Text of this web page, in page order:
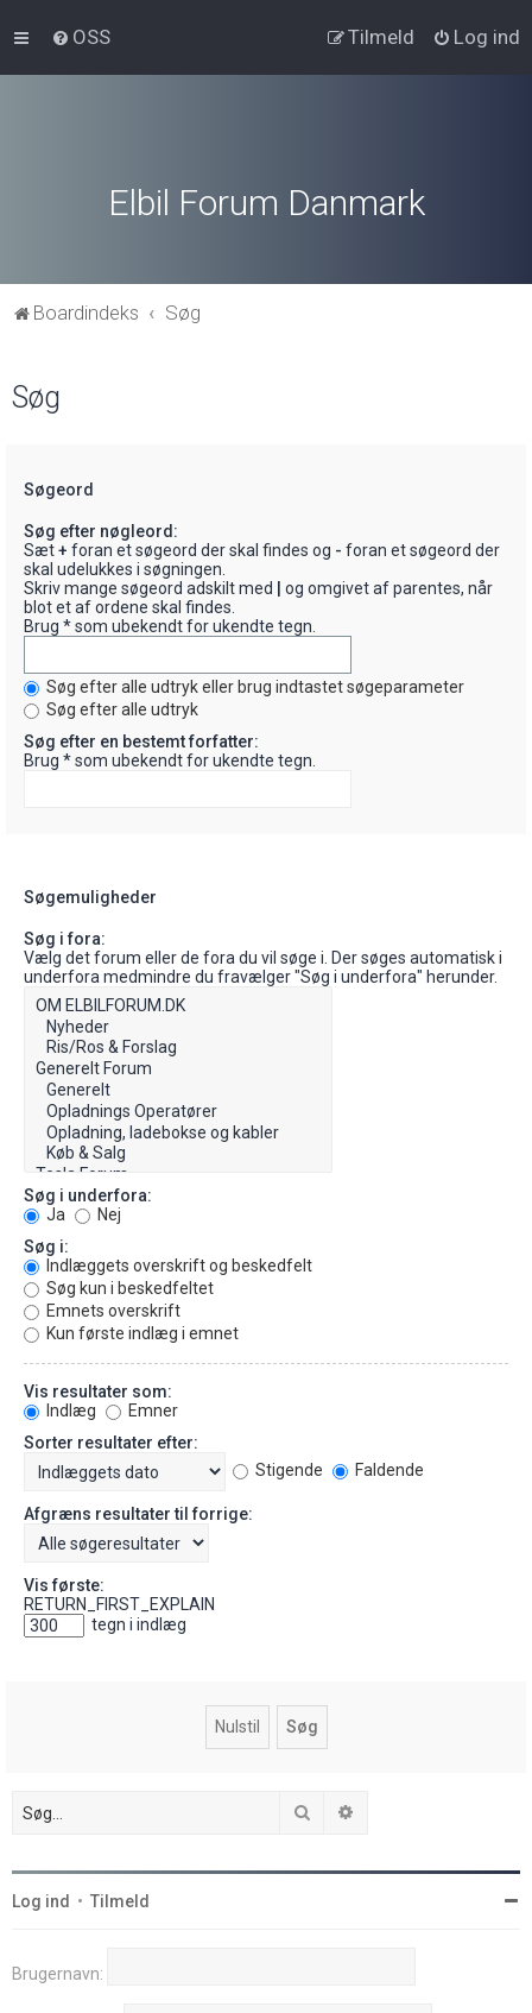
OSS Log ind
Tilmeld
Elbil Forum Danmark
Boardindeks Søg
Søg
Søgeord
Søg efter nøgleord:
Sæt+ foran et søgeord der skal findes og - foran et søgeord der
skal udelukkes i søgningen.
Skriv mange søgeord adskilt med
og omgivet af parentes, når
blot et af ordene skal findes.
Brug * som ubekendt for ukendte tegn.
Søg efter alle udtryk eller brug indtastet søgeparameter
Søg efter alle udtryk
Søg efter en bestemt forfatter:
Brug * som ubekendt for ukendte tegn.
Søgemuligheder
Søg i fora:
Vælg det forum eller de fora du vil søge i. Der søges automatisk i
underfora medmindre du fravælger "Søg i underfora" herunder.
Søg i underfora:
Ja
Nej
Søg i:
Indlæggets overskrift og beskedfelt
Søg kun i beskedfeltet
Emnets overskrift
Kun første indlæg i emnet
Vis resultater som:
Indlæg
Emner
Sorter resultater efter:
Stigende
Faldende
Afgræns resultater til forrige:
Vis første:
RETURN_FIRST_EXPLAIN
tegn i indlæg
Søg
Log ind • Tilmeld
Brugernavn: